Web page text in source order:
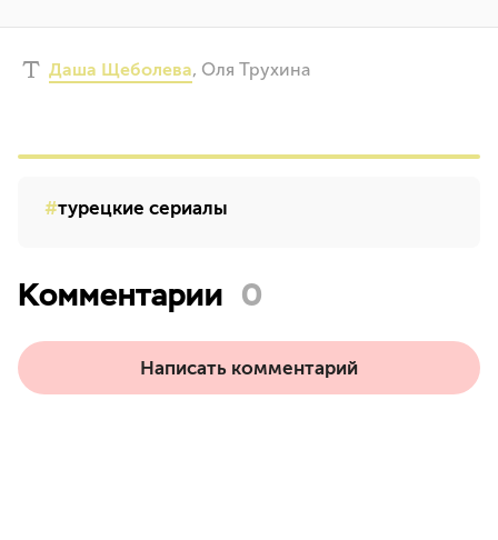
Даша Щеболева, Оля Трухина
турецкие сериалы
Комментарии 0
Написать комментарий